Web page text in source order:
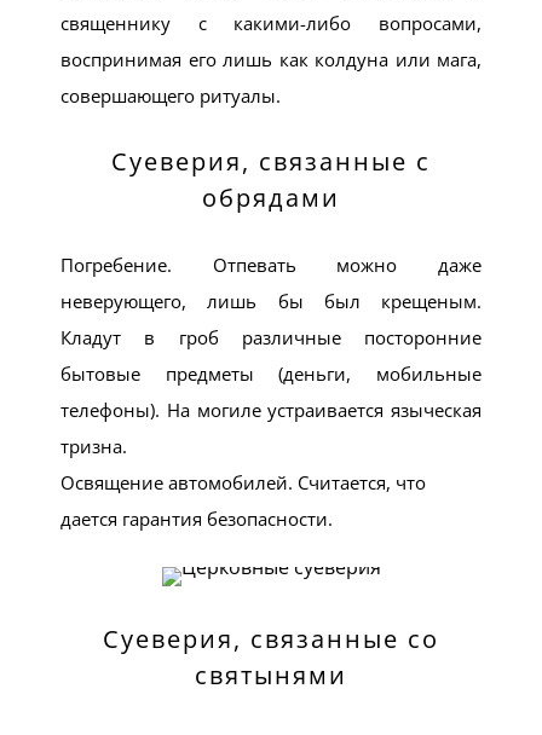
священнику с какими-либо вопросами,
воспринимая его лишь как колдуна или мага,
совершающего ритуалы.
Суеверия, связанные с
обрядами
Погребение. Отпевать можно даже
неверующего, лишь бы был крещеным.
Кладут в гроб различные посторонние
бытовые предметы (деньги, мобильные
телефоны). На могиле устраивается языческая
тризна.
Освящение автомобилей. Считается, что
дается гарантия безопасности.
Суеверия, связанные со
святынями